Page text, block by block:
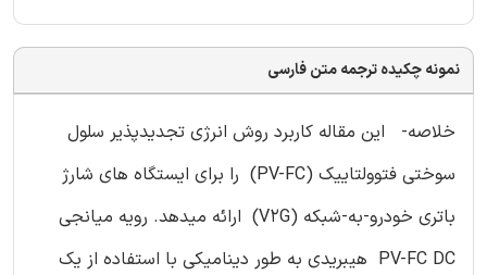
نمونه چکیده ترجمه متن فارسی
خلاصه- این مقاله کاربرد روش انرژی تجدیدپذیر سلول
سوختی فتوولتاییک (PV-FC) را برای ایستگاه های شارژ
باتری خودرو-به-شبکه (V2G) ارائه میدهد. رویه میانجی
PV-FC DC هیبریدی به طور دینامیکی با استفاده از یک